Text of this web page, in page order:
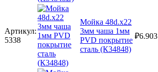
Артикул:
5338
Мойка 48d.х22
3мм чаша 1мм
PVD покрытие
сталь (К34848)
₽6.903